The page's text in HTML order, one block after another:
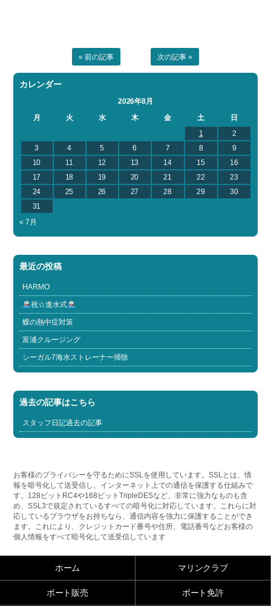
« 前の記事 次の記事 »
カレンダー
2026年8月
月
火 水 木 金 土
日
1
2
3
4 5 6 7 8
9
10
11 12 13 14 15
16
17
18 19 20 21 22
23
24
25 26 27 28 29
30
31
« 7月
最近の投稿
HARMO
祝☆進水式
蝶の熱中症対策
富浦クルージング
シーガル7海水ストレーナー掃除
過去の記事はこちら
スタッフ日記過去の記事
お客様のプライバシーを守るためにSSLを使用しています。SSLとは、情
報を暗号化して送受信し、インターネット上での通信を保護する仕組みで
す。128ビットRC4や168ビットTripleDESなど、非常に強力なものも含
め、SSL3で規定されているすべての暗号化に対応しています。これらに対
応しているブラウザをお持ちなら、通信内容を強力に保護することができ
ます。これにより、クレジットカード番号や住所、電話番号などお客様の
個人情報をすべて暗号化して送受信しています
ホーム マリンクラブ
ボート販売 ボート免許